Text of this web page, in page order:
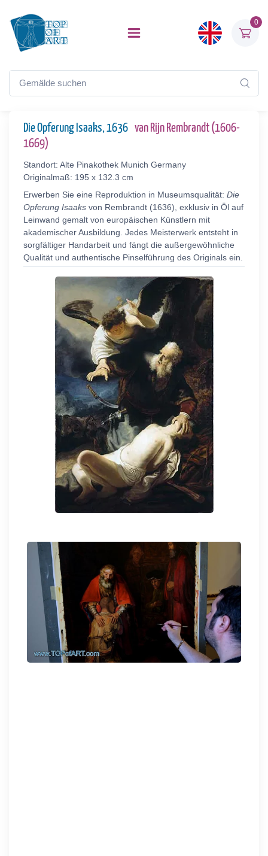
0
Die Opferung Isaaks, 1636 van Rijn Rembrandt (1606-
1669)
Standort: Alte Pinakothek Munich Germany
Originalmaß: 195 x 132.3 cm
Erwerben Sie eine Reproduktion in Museumsqualität: Die
Opferung Isaaks von Rembrandt (1636), exklusiv in Öl auf
Leinwand gemalt von europäischen Künstlern mit
akademischer Ausbildung. Jedes Meisterwerk entsteht in
sorgfältiger Handarbeit und fängt die außergewöhnliche
Qualität und authentische Pinselführung des Originals ein.